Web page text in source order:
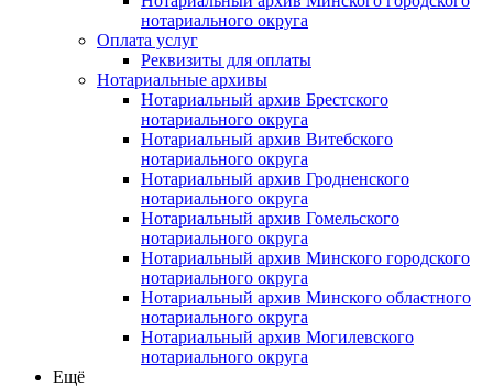
нотариального округа
Оплата услуг
Реквизиты для оплаты
Нотариальные архивы
Нотариальный архив Брестского
нотариального округа
Нотариальный архив Витебского
нотариального округа
Нотариальный архив Гродненского
нотариального округа
Нотариальный архив Гомельского
нотариального округа
Нотариальный архив Минского городского
нотариального округа
Нотариальный архив Минского областного
нотариального округа
Нотариальный архив Могилевского
нотариального округа
Ещё